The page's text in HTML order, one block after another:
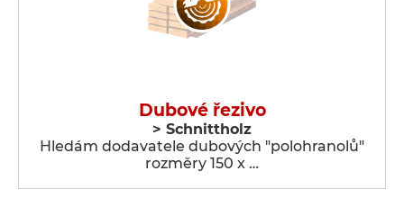
Dubové řezivo
> Schnittholz
Hledám dodavatele dubových "polohranolů"
rozměry 150 x …